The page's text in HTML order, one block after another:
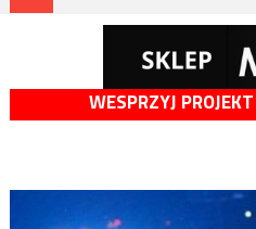
WESPRZYJ